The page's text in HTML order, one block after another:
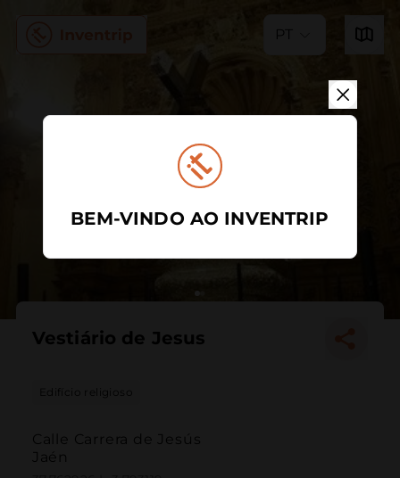
PT
Vestiário de Jesus
Edifício religioso
Calle Carrera de Jesús
Jaén
BEM-VINDO AO INVENTRIP